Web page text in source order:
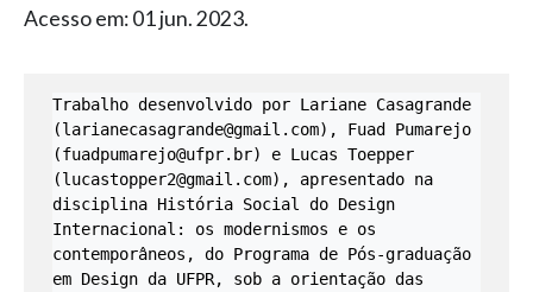
Acesso em: 01 jun. 2023.
Trabalho desenvolvido por Lariane Casagrande
(larianecasagrande@gmail.com), Fuad Pumarejo
(fuadpumarejo@ufpr.br) e Lucas Toepper
(lucastopper2@gmail.com), apresentado na
disciplina História Social do Design
Internacional: os modernismos e os
contemporâneos, do Programa de Pós-graduação
em Design da UFPR, sob a orientação das